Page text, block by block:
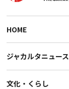
HOME
ジャカルタニュース
文化・くらし